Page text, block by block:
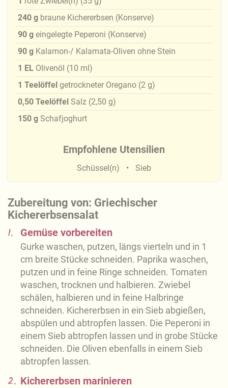
Zubereitung von: Griechischer
Kichererbsensalat
1. Gemüse vorbereiten
Gurke waschen, putzen, längs vierteln und in 1
cm breite Stücke schneiden. Paprika waschen,
putzen und in feine Ringe schneiden. Tomaten
waschen, trocknen und halbieren. Zwiebel
schälen, halbieren und in feine Halbringe
schneiden. Kichererbsen in ein Sieb abgießen,
abspülen und abtropfen lassen. Die Peperoni in
einem Sieb abtropfen lassen und in grobe Stücke
schneiden. Die Oliven ebenfalls in einem Sieb
abtropfen lassen.
2. Kichererbsen marinieren
240 g braune Kichererbsen (Konserve)
90 g eingelegte Peperoni (Konserve)
90 g Kalamon-/ Kalamata-Oliven ohne Stein
1 EL Olivenöl (10 ml)
1 Teelöffel getrockneter Oregano (2 g)
0,50 Teelöffel Salz (2,50 g)
150 g Schafjoghurt
Empfohlene Utensilien
Schüssel(n) Sieb